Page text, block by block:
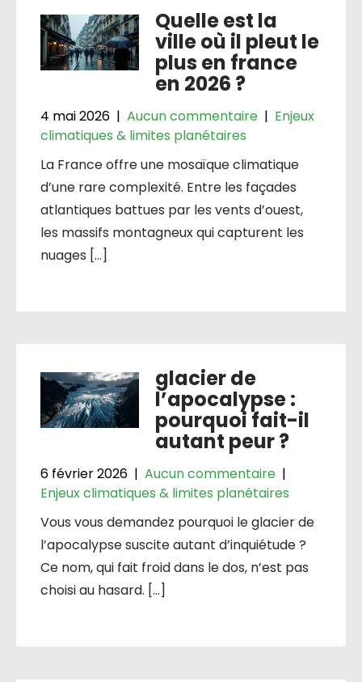
Quelle est la
ville où il pleut le
plus en france
en 2026 ?
4 mai 2026 | Aucun commentaire | Enjeux
climatiques & limites planétaires
La France offre une mosaïque climatique
d’une rare complexité. Entre les façades
atlantiques battues par les vents d’ouest,
les massifs montagneux qui capturent les
nuages […]
glacier de
l’apocalypse :
pourquoi fait-il
autant peur ?
6 février 2026 | Aucun commentaire |
Enjeux climatiques & limites planétaires
Vous vous demandez pourquoi le glacier de
l’apocalypse suscite autant d’inquiétude ?
Ce nom, qui fait froid dans le dos, n’est pas
choisi au hasard. […]